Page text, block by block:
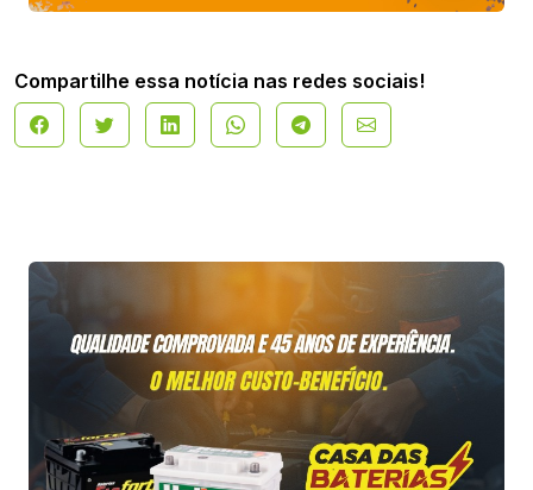
Compartilhe essa notícia nas redes sociais!